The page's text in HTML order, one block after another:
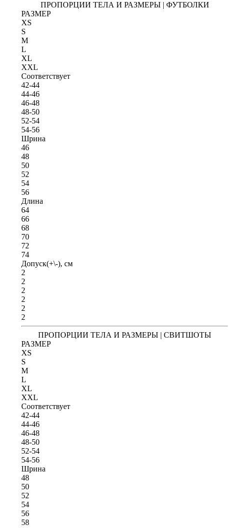
ПРОПОРЦИИ ТЕЛА И РАЗМЕРЫ | ФУТБОЛКИ
РАЗМЕР
XS
S
M
L
XL
XXL
Соответствует
42-44
44-46
46-48
48-50
52-54
54-56
Шрина
46
48
50
52
54
56
Длина
64
66
68
70
72
74
Допуск(+\-), см
2
2
2
2
2
2
ПРОПОРЦИИ ТЕЛА И РАЗМЕРЫ | СВИТШОТЫ
РАЗМЕР
XS
S
M
L
XL
XXL
Соответствует
42-44
44-46
46-48
48-50
52-54
54-56
Шрина
48
50
52
54
56
58